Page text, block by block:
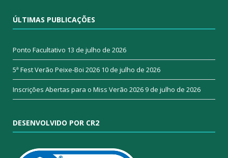
ÚLTIMAS PUBLICAÇÕES
Ponto Facultativo 13 de julho de 2026
5ª Fest Verão Peixe-Boi 2026 10 de julho de 2026
Inscrições Abertas para o Miss Verão 20269 de julho de 2026
DESENVOLVIDO POR CR2